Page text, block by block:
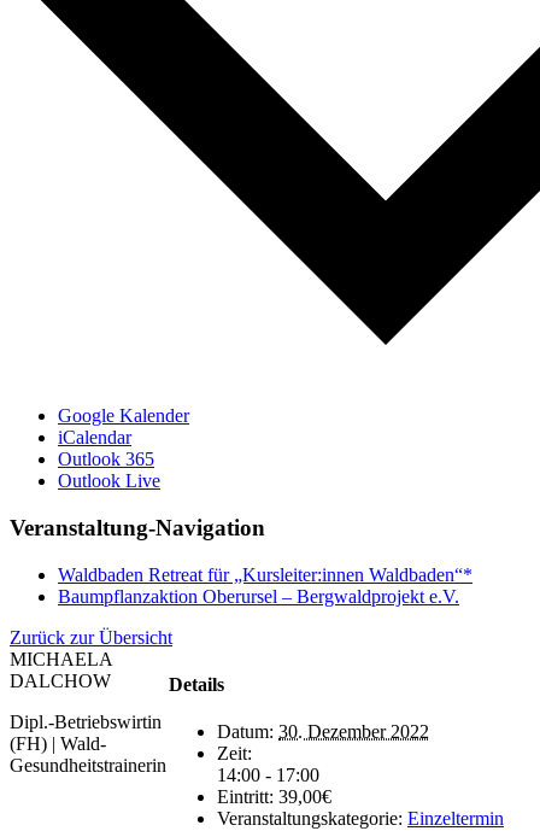
Google Kalender
iCalendar
Outlook 365
Outlook Live
Veranstaltung-Navigation
Waldbaden Retreat für „Kursleiter:innen Waldbaden“*
Baumpflanzaktion Oberursel – Bergwaldprojekt e.V.
Zurück zur Übersicht
Details
Datum: 30. Dezember 2022
Zeit:
14:00 - 17:00
Eintritt: 39,00€
Veranstaltungskategorie: Einzeltermin
MICHAELA
DALCHOW
Dipl.-Betriebswirtin
(FH) | Wald-
Gesundheitstrainerin